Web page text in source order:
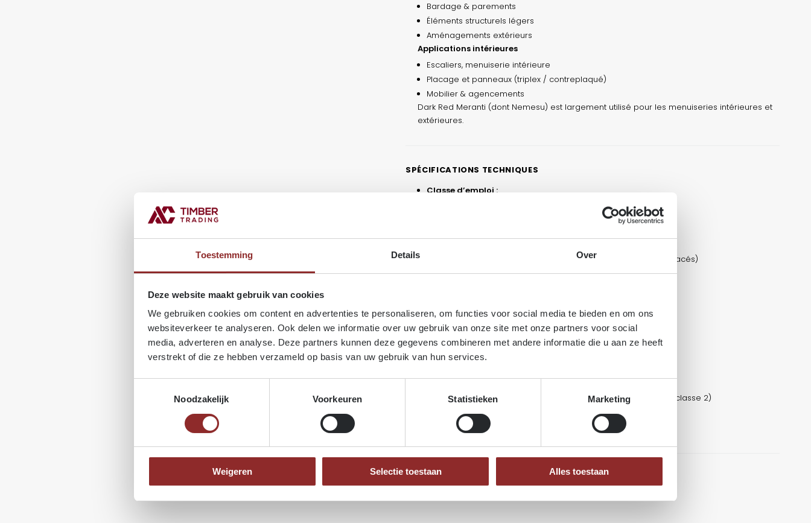
Toestemming Details Over
Deze website maakt gebruik van cookies
We gebruiken cookies om content en advertenties te personaliseren, om functies voor social media te bieden en om ons
websiteverkeer te analyseren. Ook delen we informatie over uw gebruik van onze site met onze partners voor social
media, adverteren en analyse. Deze partners kunnen deze gegevens combineren met andere informatie die u aan ze heeft
verstrekt of die ze hebben verzameld op basis van uw gebruik van hun services.
Noodzakelijk
Voorkeuren Statistieken Marketing
Weigeren Selectie toestaan Alles toestaan
Bardage & parements
Éléments structurels légers
Aménagements extérieurs
Applications intérieures
Escaliers, menuiserie intérieure
Placage et panneaux (triplex / contreplaqué)
Mobilier & agencements
Dark Red Meranti (dont Nemesu) est largement utilisé pour les menuiseries intérieures et
extérieures.
SPÉCIFICATIONS TECHNIQUES
Classe d’emploi :
Rouge foncé à brun rouge (avec éventuellement des tons violacés)
Masse volumique moyenne :
2 %
Retrait tangentiel :
4 %
Stabilité dimensionnelle :
Classe 2–4 selon les espèces; le Nemesu est classé durable (classe 2)
Usinabilité :
Bonne – se scie, se rabote et se finit facilement